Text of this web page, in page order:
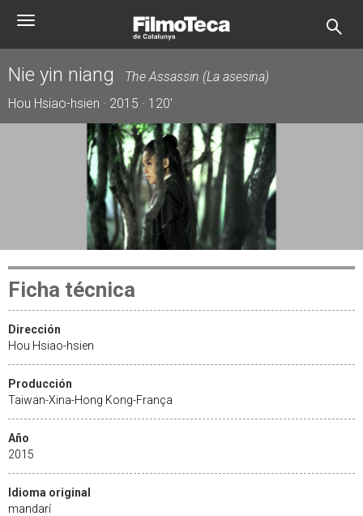
Toggle
Nie yin niang
The Assassin (La asesina)
Hou Hsiao-hsien · 2015 · 120'
Ficha técnica
Dirección
Hou Hsiao-hsien
Producción
Taiwan-Xina-Hong Kong-França
Año
2015
Idioma original
mandarí